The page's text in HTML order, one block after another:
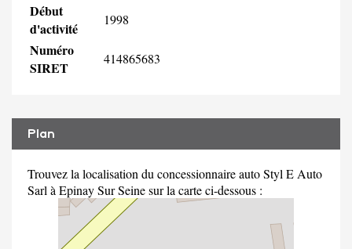
Début
d'activité
1998
Numéro
SIRET
414865683
Plan
Trouvez la localisation du concessionnaire auto Styl E Auto
Sarl à Epinay Sur Seine sur la carte ci-dessous :